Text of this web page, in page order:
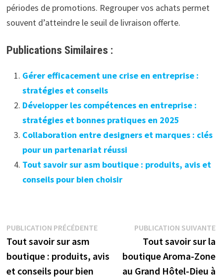
périodes de promotions. Regrouper vos achats permet
souvent d’atteindre le seuil de livraison offerte.
Publications Similaires :
Gérer efficacement une crise en entreprise :
stratégies et conseils
Développer les compétences en entreprise :
stratégies et bonnes pratiques en 2025
Collaboration entre designers et marques : clés
pour un partenariat réussi
Tout savoir sur asm boutique : produits, avis et
conseils pour bien choisir
Navigation
de
l’article
PUBLICATION PRÉCÉDENTEPublication
Tout savoir sur asm
boutique : produits, avis
et conseils pour bien
PUBLICATION SUIVANTE
Tout savoir sur la
boutique Aroma-Zone
au Grand Hôtel-Dieu à